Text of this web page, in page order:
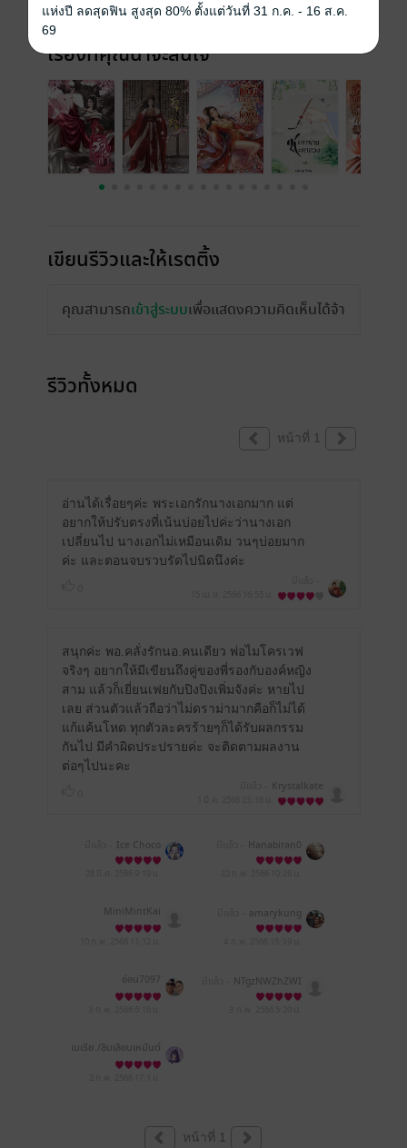
เรื่องที่คุณน่าจะสนใจ
เขียนรีวิวและให้เรตติ้ง
คุณสามารถเข้าสู่ระบบเพื่อแสดงความคิดเห็นได้จ้า
รีวิวทั้งหมด
หน้าที่ 1
อ่านได้เรื่อยๆค่ะ พระเอกรักนางเอกมาก แต่
อยากให้ปรับตรงที่เน้นบ่อยไปค่ะว่านางเอก
เปลี่ยนไป นางเอกไม่เหมือนเดิม วนๆบ่อยมาก
ค่ะ และตอนจบรวบรัดไปนิดนึงค่ะ
สนุกค่ะ พอ.คลั่งรักนอ.คนเดียว พ่อไมโครเวฟ
จริงๆ อยากให้มีเขียนถึงคู่ของพี่รองกับองค์หญิง
สาม แล้วก็เยี่ยนเฟยกับปิงปิงเพิ่มจังค่ะ หายไป
เลย ส่วนตัวแล้วถือว่าไม่ดราม่ามากคือก็ไม่ได้
แก้แค้นโหด ทุกตัวละครร้ายๆก็ได้รับผลกรรม
กันไป มีคำผิดประปรายค่ะ จะติดตามผลงาน
ต่อๆไปนะคะ
Krystalkate
Ice Choco Hanabiran0
MiniMintKai amarykung
อ่อน7097
NTgzNWZhZWI
4ZTgyMmQzM2M5OWI
เมเธีย./ลืมเลือน​เหมันต์​
หน้าที่ 1
แห่งปี ลดสุดฟิน สูงสุด 80% ตั้งแต่วันที่ 31 ก.ค. - 16 ส.ค.
69